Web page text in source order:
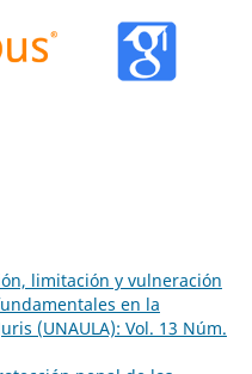
limitación y vulneración
en la
(UNAULA): Vol. 13 Núm.